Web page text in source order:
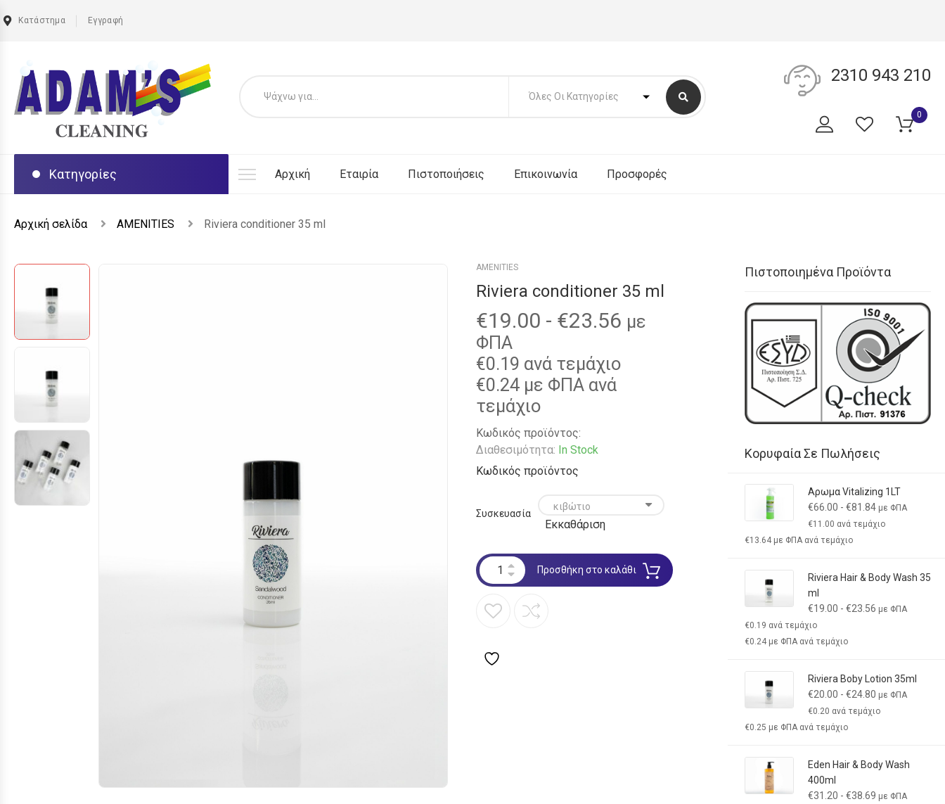
Κατάστημα Εγγραφή
Όλες Οι Κατηγορίες
2310 943 210
0
Κατηγορίες Αρχική Εταιρία Πιστοποιήσεις Επικοινωνία Προσφορές
Αρχική σελίδα AMENITIES Riviera conditioner 35 ml
AMENITIES
Riviera conditioner 35 ml
€19.00 - €23.56 με
ΦΠΑ
€0.19 ανά τεμάχιο
€0.24 με ΦΠΑ ανά
τεμάχιο
Κωδικός προϊόντος:
Διαθεσιμότητα: In Stock
Κωδικός προϊόντος
Συσκευασία
Εκκαθάριση
Προσθήκη στο καλάθι
Πιστοποιημένα Προϊόντα
Κορυφαία Σε Πωλήσεις
Αρωμα Vitalizing 1LT
€66.00 - €81.84 με ΦΠΑ
€11.00 ανά τεμάχιο
€13.64 με ΦΠΑ ανά τεμάχιο
Riviera Hair & Body Wash 35
ml
€19.00 - €23.56 με ΦΠΑ
€0.19 ανά τεμάχιο
€0.24 με ΦΠΑ ανά τεμάχιο
Riviera Boby Lotion 35ml
€20.00 - €24.80 με ΦΠΑ
€0.20 ανά τεμάχιο
€0.25 με ΦΠΑ ανά τεμάχιο
Eden Hair & Body Wash
400ml
€31.20 - €38.69 με ΦΠΑ